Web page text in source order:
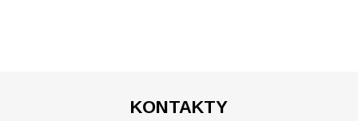
KONTAKTY